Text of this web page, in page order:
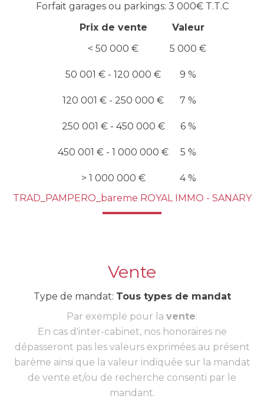
Forfait garages ou parkings: 3 000€ T.T.C
Prix de vente
Valeur
< 50 000 € 5 000 €
50 001 € - 120 000 € 9 %
120 001 € - 250 000 € 7 %
250 001 € - 450 000 € 6 %
450 001 € - 1 000 000 € 5 %
> 1 000 000 €
4 %
TRAD_PAMPERO_bareme ROYAL IMMO - SANARY
Vente
Type de mandat: Tous types de mandat
Par exemple pour la vente:
En cas d'inter-cabinet, nos honoraires ne
dépasseront pas les valeurs exprimées au présent
barème ainsi que la valeur indiquée sur la mandat
de vente et/ou de recherche consenti par le
mandant.